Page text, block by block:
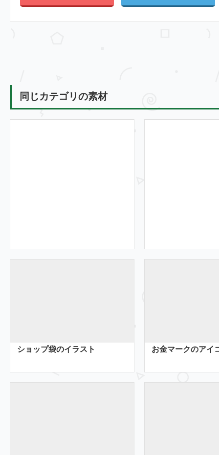
同じカテゴリの素材
ショップ袋のイラスト お金マークのアイ